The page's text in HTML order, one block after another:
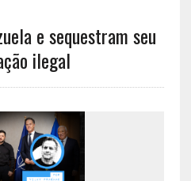
e sequestram seu
ilegal